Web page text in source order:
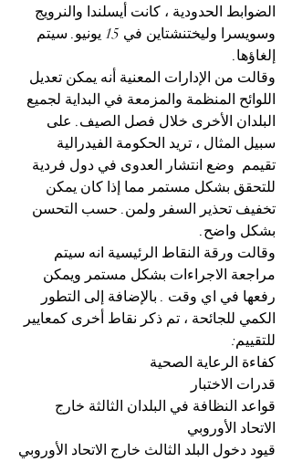
الضوابط الحدودية ، كانت أيسلندا والنرويج
وسويسرا وليختنشتاين في 15 يونيو. سيتم
إلغاؤها.
وقالت من الإدارات المعنية أنه يمكن تعديل
اللوائح المنظمة والمزمعة في البداية لجميع
البلدان الأخرى خلال فصل الصيف. على
سبيل المثال ، تريد الحكومة الفيدرالية
تقيمم  وضع انتشار العدوى في دول فردية
للتحقق بشكل مستمر مما إذا كان يمكن
تخفيف تحذير السفر ولمن. حسب التحسن
بشكل واضح.
وقالت ورقة النقاط الرئيسية انه سيتم
مراجعة الاجراءات بشكل مستمر ويمكن
رفعها في اي وقت . بالإضافة إلى التطور
الكمي للجائحة ، تم ذكر نقاط أخرى كمعايير
للتقييم:
كفاءة الرعاية الصحية
قدرات الاختبار
قواعد النظافة في البلدان الثالثة خارج
الاتحاد الأوروبي
قيود دخول البلد الثالث خارج الاتحاد الأوروبي